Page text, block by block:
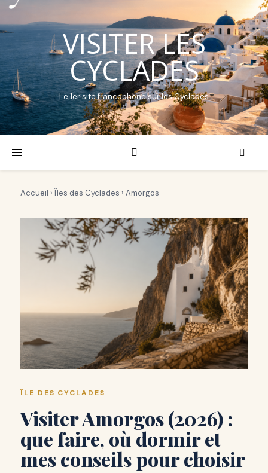
VISITER LES
CYCLADES
Le 1er site francophone sur les Cyclades
Accueil › Îles des Cyclades › Amorgos
ÎLE DES CYCLADES
Visiter Amorgos (2026) :
que faire, où dormir et
mes conseils pour choisir